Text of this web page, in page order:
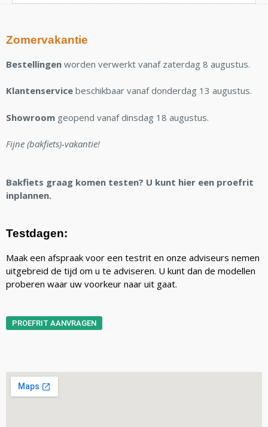
Zomervakantie
Bestellingen worden verwerkt vanaf zaterdag 8 augustus.
Klantenservice beschikbaar vanaf donderdag 13 augustus.
Showroom geopend vanaf dinsdag 18 augustus.
Fijne (bakfiets)-vakantie!
Bakfiets graag komen testen? U kunt hier een proefrit
inplannen.
Testdagen:
Maak een afspraak voor een testrit en onze adviseurs nemen
uitgebreid de tijd om u te adviseren. U kunt dan de modellen
proberen waar uw voorkeur naar uit gaat.
PROEFRIT AANVRAGEN